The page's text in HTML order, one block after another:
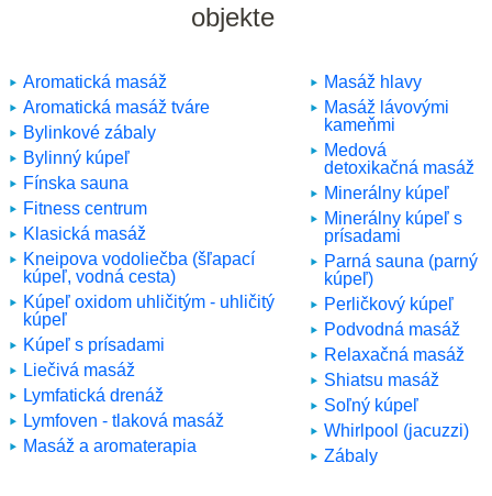
objekte
Aromatická masáž
Aromatická masáž tváre
Bylinkové zábaly
Bylinný kúpeľ
Fínska sauna
Fitness centrum
Klasická masáž
Kneipova vodoliečba (šľapací
kúpeľ, vodná cesta)
Kúpeľ oxidom uhličitým - uhličitý
kúpeľ
Kúpeľ s prísadami
Liečivá masáž
Lymfatická drenáž
Lymfoven - tlaková masáž
Masáž a aromaterapia
Masáž hlavy
Masáž lávovými
kameňmi
Medová
detoxikačná masáž
Minerálny kúpeľ
Minerálny kúpeľ s
prísadami
Parná sauna (parný
kúpeľ)
Perličkový kúpeľ
Podvodná masáž
Relaxačná masáž
Shiatsu masáž
Soľný kúpeľ
Whirlpool (jacuzzi)
Zábaly